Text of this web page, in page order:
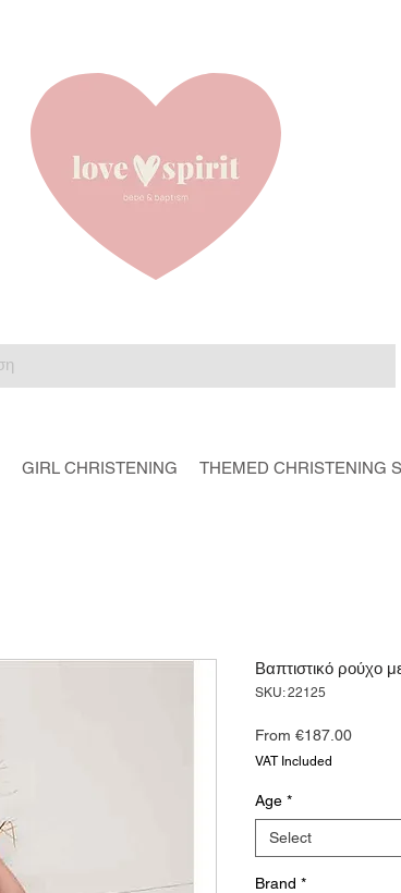
Βαπτιστικό ρούχο
SKU: 22125
From €187.00Sale
VAT Included
Age *
Select
Brand *
GIRL CHRISTENING THEMED CHRISTENING